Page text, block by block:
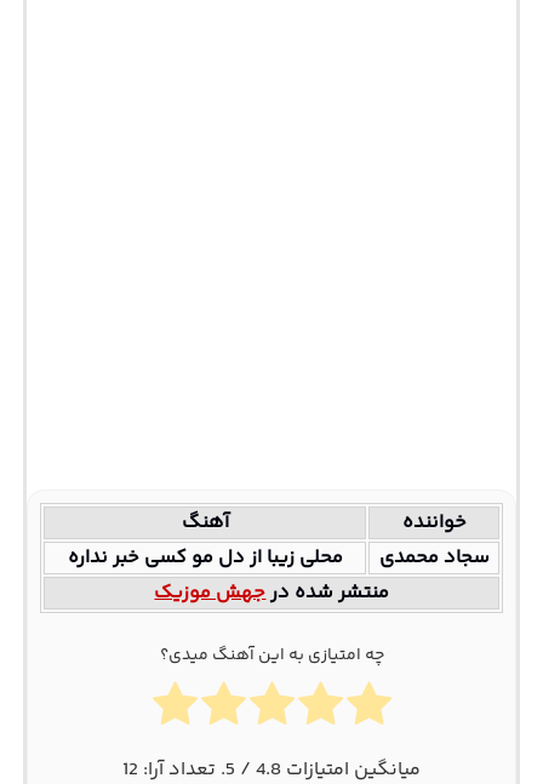
خواننده
آهنگ
سجاد محمدی
محلی زیبا از دل مو کسی خبر نداره
منتشر شده درجهش موزیک
چه امتیازی به این آهنگ میدی؟
میانگین امتیازات 4.8 / 5. تعداد آرا: 12